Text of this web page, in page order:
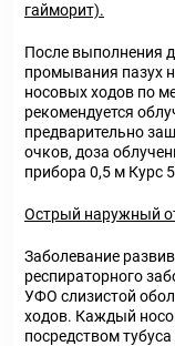
гайморит).
После выполнения
промывания пазух
носовых ходов по
рекомендуется
предварительно
очков, доза
прибора 0,5 м Курс
Острый наружный
Заболевание
респираторного
УФО слизистой
ходов. Каждый
посредством